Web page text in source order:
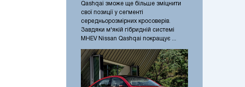
Qashqai зможе ще більше зміцнити
свої позиції у сегменті
середньорозмірних кросоверів.
Завдяки м'якій гібридній системі
MHEV Nissan Qashqai покращує ...